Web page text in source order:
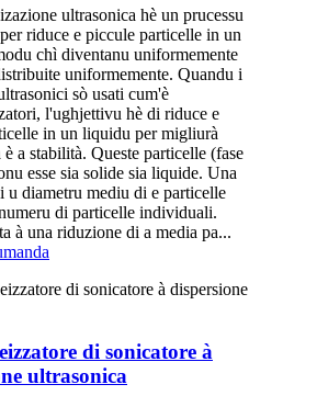
ultrasonica hè un prucessu
riduce e piccule particelle in un
chì diventanu uniformemente
uniformemente. Quandu i
sò usati cum'è
l'ughjettivu hè di riduce e
in un liquidu per migliurà
a stabilità. Queste particelle (fase
esse sia solide sia liquide. Una
u diametru mediu di e particelle
di particelle individuali.
à una riduzione di a media pa...
di sonicatore à
ultrasonica